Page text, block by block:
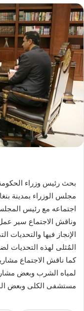
بحث رئيس وزراء
مجلس الوزراء بمدينة
اجتماعه مع رئيس
وناقش الاجتماع سير
الإنجاز فيها والتحديات
المُثلى لهذه التحديات
لمياه الشرب وبعض
مستشفى الكلى وبعض